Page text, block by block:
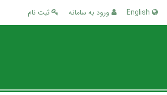
ثبت نام ورود به سامانه